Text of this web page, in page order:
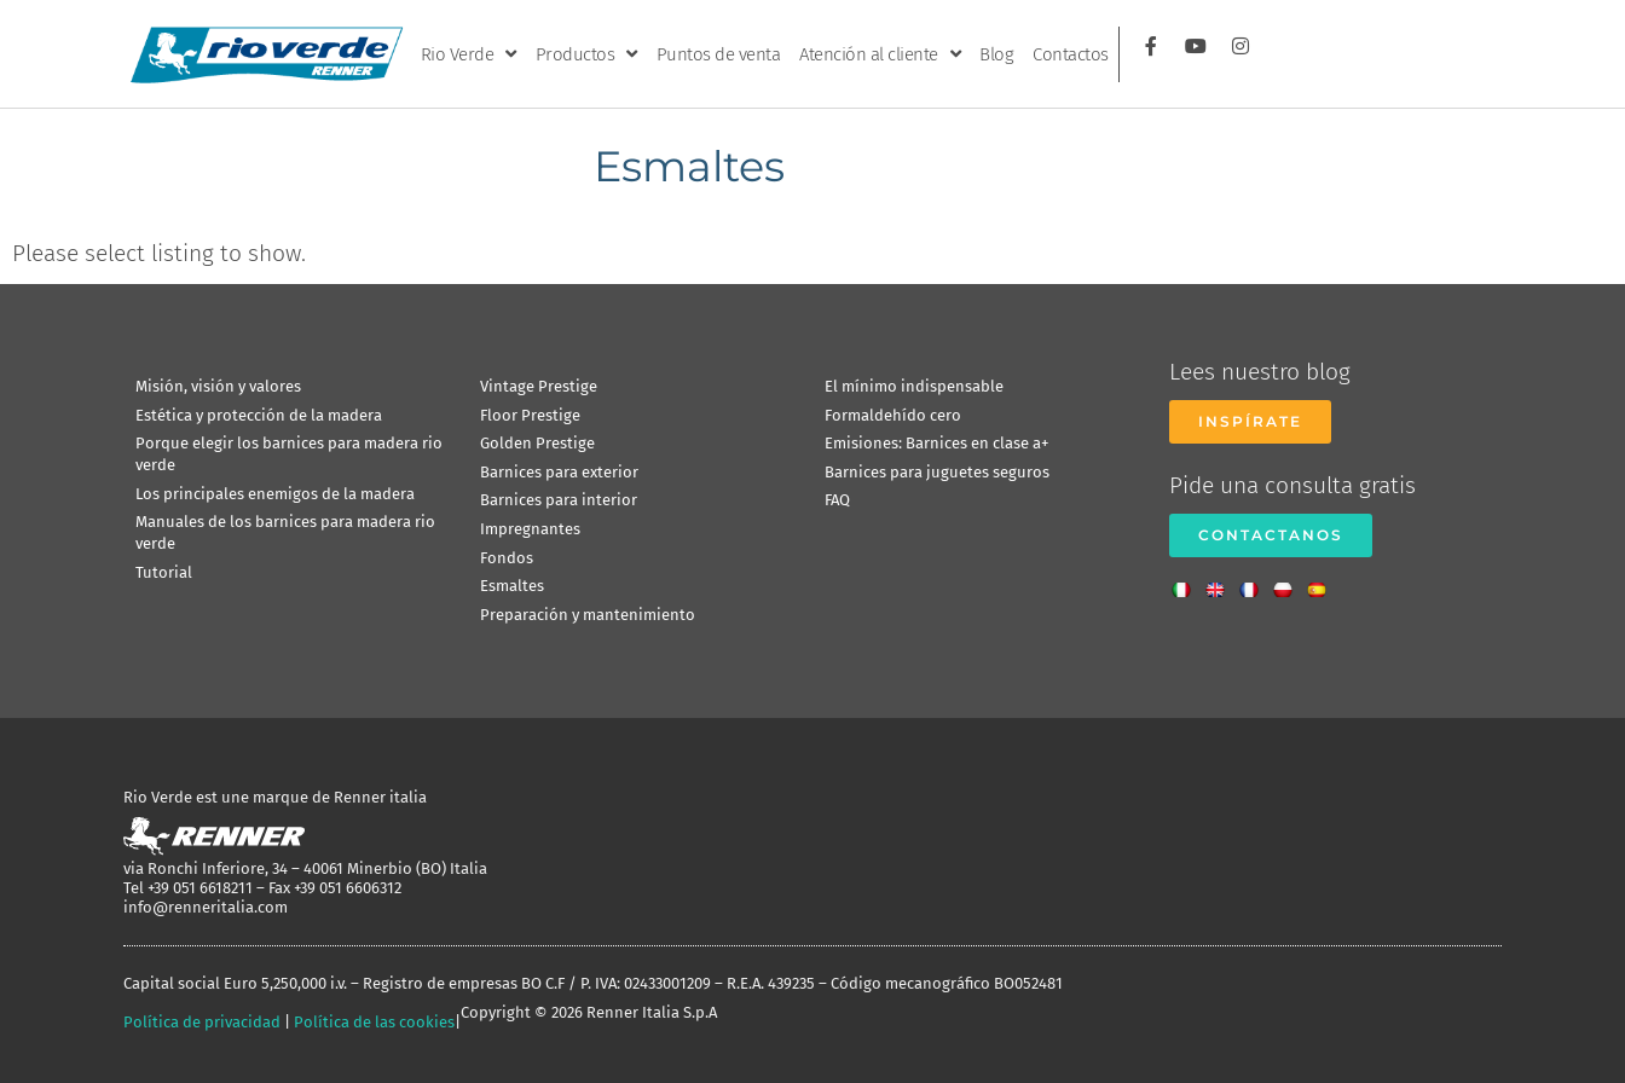
Rio Verde Productos Puntos de venta Atención al cliente Blog Contactos
Esmaltes
Please select listing to show.
Misión, visión y valores
Estética y protección de la madera
Porque elegir los barnices para madera rio
verde
Los principales enemigos de la madera
Manuales de los barnices para madera rio
verde
Tutorial
Vintage Prestige
Floor Prestige
Golden Prestige
Barnices para exterior
Barnices para interior
Impregnantes
Fondos
Esmaltes
Preparación y mantenimiento
El mínimo indispensable
Formaldehído cero
Emisiones: Barnices en clase a+
Barnices para juguetes seguros
FAQ
Lees nuestro blog
INSPÍRATE
Pide una consulta gratis
CONTACTANOS
Rio Verde est une marque de Renner italia
via Ronchi Inferiore, 34 – 40061 Minerbio (BO) Italia
Tel +39 051 6618211 – Fax +39 051 6606312
info@renneritalia.com
Capital social Euro 5,250,000 i.v. – Registro de empresas BO C.F / P. IVA: 02433001209 – R.E.A. 439235 – Código mecanográfico BO052481
Política de privacidad Política de las cookies
Copyright © 2026 Renner Italia S.p.A